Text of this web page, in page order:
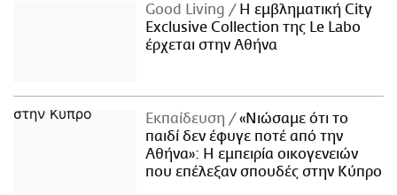
Good Living
Η εμβληματική City
Exclusive Collection της Le Labo
έρχεται στην Αθήνα
Εκπαίδευση
«Νιώσαμε ότι το
παιδί δεν έφυγε ποτέ από την
Αθήνα»: Η εμπειρία οικογενειών
που επέλεξαν σπουδές στην Κύπρο